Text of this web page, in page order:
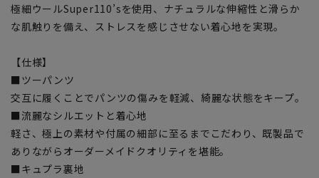
極細ウールSuper110’sを使用、ナチュラルな伸縮性と滑らか
な肌触りを備え、ストレスを感じさせない着心地を実現。
【仕様】
■ツーパンツ
交互に履くことでパンツの傷みを軽減、綺麗な状態をキープ。
■流麗なシルエットと着心地
軽さ、極上の素材や付属の細部に至るまでこだわり、既製品で
ありながらオーダーメイドクオリティを堪能。
■キュプラ裏地